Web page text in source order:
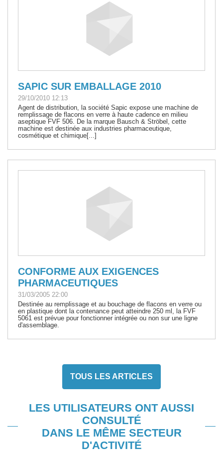
SAPIC SUR EMBALLAGE 2010
29/10/2010 12:13
Agent de distribution, la société Sapic expose une machine de
remplissage de flacons en verre à haute cadence en milieu
aseptique FVF 506. De la marque Bausch & Ströbel, cette
machine est destinée aux industries pharmaceutique,
cosmétique et chimique[...]
CONFORME AUX EXIGENCES
PHARMACEUTIQUES
31/03/2005 22:00
Destinée au remplissage et au bouchage de flacons en verre ou
en plastique dont la contenance peut atteindre 250 ml, la FVF
5061 est prévue pour fonctionner intégrée ou non sur une ligne
d'assemblage.
TOUS LES ARTICLES
LES UTILISATEURS ONT AUSSI
CONSULTÉ
DANS LE MÊME SECTEUR
D'ACTIVITÉ